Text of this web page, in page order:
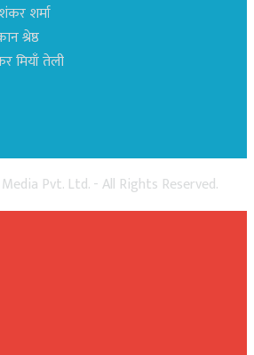
शर्मा
तेली
Pvt. Ltd. - All Rights Reserved.